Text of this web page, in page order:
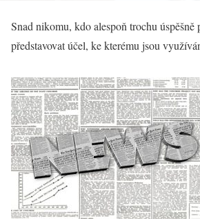
Snad nikomu, kdo alespoň trochu úspěšně
představovat účel, ke kterému jsou